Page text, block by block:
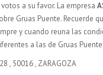
votos a su favor. La empresa
Gruas Puente. Recuerde
y cuando reuna las
a las de Gruas Puente.
, 50016, ZARAGOZA